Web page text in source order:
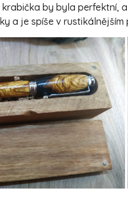
by byla
a je spíše v